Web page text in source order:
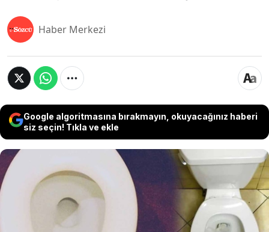
Haber Merkezi
Google algoritmasına bırakmayın, okuyacağınız haberi
siz seçin! Tıkla ve ekle
Hemen hemen herkesin günlük hayatında en
az bir kez fark ettiği ama sormaya çekindiği
soru, sosyal medyada on milyonlarca insanı